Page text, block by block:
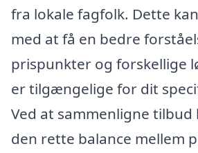
fra lokale fagfolk. Dette
med at få en bedre
prispunkter og forskellige
er tilgængelige for dit
Ved at sammenligne tilbud
den rette balance mellem